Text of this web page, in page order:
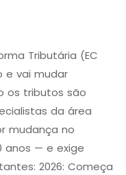
Tributária (EC
e vai mudar
os tributos são
da área
mudança no
anos — e exige
2026: Começa